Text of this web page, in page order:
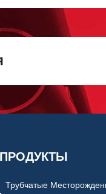
ПРОДУКТЫ
Трубчатые